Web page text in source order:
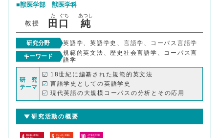
獣医学部 獣医学科
教授 田
た
口
ぐち
純
あつし
研究分野
英語学、英語学史、言語学、コーパス言語学
キーワード
規範的英文法、歴史社会言語学、コーパス言
語学
研 究
テーマ
18世紀に編纂された規範的英文法
言語学史としての英語学史
現代英語の大規模コーパスの分析とその応用
研究活動の概要